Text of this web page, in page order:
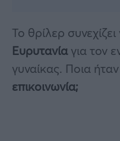
Το θρίλερ
Ευρυτανίαγια τον
γυναίκας. Ποια
επικοινωνία;